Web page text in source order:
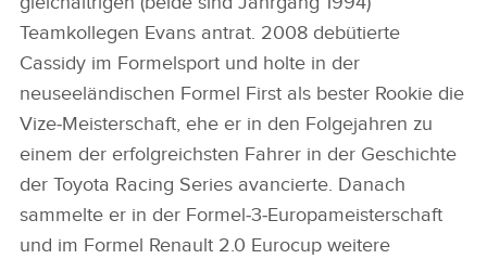
Teamkollegen Evans antrat. 2008 debütierte
Cassidy im Formelsport und holte in der
neuseeländischen Formel First als bester Rookie die
Vize‑Meisterschaft, ehe er in den Folgejahren zu
einem der erfolgreichsten Fahrer in der Geschichte
der Toyota Racing Series avancierte. Danach
sammelte er in der Formel‑3‑Europameisterschaft
und im Formel Renault 2.0 Eurocup weitere